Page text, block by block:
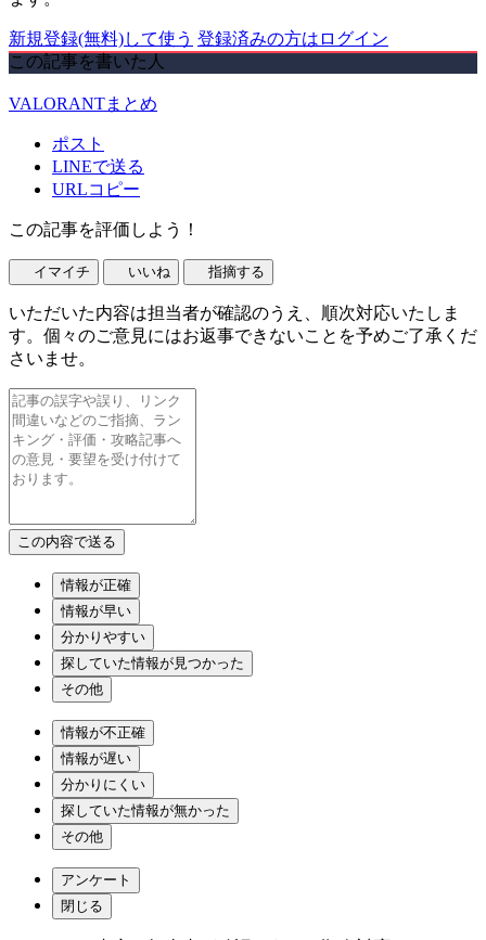
新規登録(無料)して使う 登録済みの方はログイン
この記事を書いた人
VALORANTまとめ
ポスト
LINEで送る
URLコピー
この記事を評価しよう！
イマイチ いいね 指摘する
いただいた内容は担当者が確認のうえ、順次対応いたしま
す。個々のご意見にはお返事できないことを予めご了承くだ
さいませ。
情報が正確
情報が早い
分かりやすい
探していた情報が見つかった
その他
情報が不正確
情報が遅い
分かりにくい
探していた情報が無かった
その他
アンケート
閉じる